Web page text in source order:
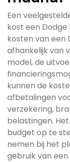
Een
kost een Dodge
kosten van een
afhankelijk van
model, de
kunnen de
afbetalingen
verzekering,
belastingen.
budget op te
nemen bij het
gebruik van een